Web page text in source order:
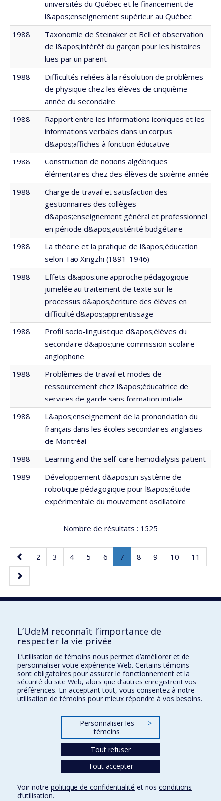
universités du Québec et le financement de
l&apos;enseignement supérieur au Québec
1988
Taxonomie de Steinaker et Bell et observation
de l&apos;intérêt du garçon pour les histoires
lues par un parent
1988
Difficultés reliées à la résolution de problèmes
de physique chez les élèves de cinquième
année du secondaire
1988
Rapport entre les informations iconiques et les
informations verbales dans un corpus
d&apos;affiches à fonction éducative
1988
Construction de notions algébriques
élémentaires chez des élèves de sixième année
1988
Charge de travail et satisfaction des
gestionnaires des collèges
d&apos;enseignement général et professionnel
en période d&apos;austérité budgétaire
1988
La théorie et la pratique de l&apos;éducation
selon Tao Xingzhi (1891-1946)
1988
Effets d&apos;une approche pédagogique
jumelée au traitement de texte sur le
processus d&apos;écriture des élèves en
difficulté d&apos;apprentissage
1988
Profil socio-linguistique d&apos;élèves du
secondaire d&apos;une commission scolaire
anglophone
1988
Problèmes de travail et modes de
ressourcement chez l&apos;éducatrice de
services de garde sans formation initiale
1988
L&apos;enseignement de la prononciation du
français dans les écoles secondaires anglaises
de Montréal
1988
Learning and the self-care hemodialysis patient
1989
Développement d&apos;un système de
robotique pédagogique pour l&apos;étude
expérimentale du mouvement oscillatoire
Nombre de résultats : 1525
Page
précédente
Page
2 Page
3 Page
4 Page
5 Page
6 Page
7
Page
Page
8 Page
9 Page
10 Page
11
Page
suivante
Faculté des sciences de l'éducation
Pavillon Marie-Victorin
90, avenue Vincent-d'Indy
Montréal (Québec) H2V 2S9
Conditions d’utilisation
L’UdeM reconnaît l’importance de
respecter la vie privée
L’utilisation de témoins nous permet d’améliorer et de
personnaliser votre expérience Web. Certains témoins
sont obligatoires pour assurer le fonctionnement et la
sécurité du site Web, alors que d’autres enregistrent vos
préférences. En acceptant tout, vous consentez à notre
utilisation de témoins pour mieux répondre à vos besoins.
Personnaliser les
témoins
>
Tout refuser
Tout accepter
Voir notre politique de confidentialité et nos conditions
d’utilisation.